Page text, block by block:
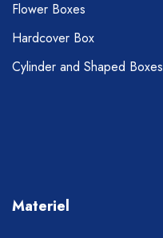
Flower Boxes
Hardcover Box
Cylinder and Shaped Boxes
Materiel